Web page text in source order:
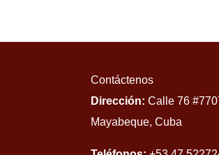
Contáctenos
Dirección: Calle 76
Mayabeque, Cuba